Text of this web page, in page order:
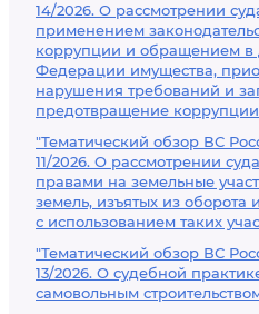
14/2026. О рассмотрении
применением
коррупции и обращением в
Федерации имущества,
нарушения требований и
предотвращение
"Тематический обзор ВС
11/2026. О рассмотрении
правами на земельные
земель, изъятых из оборота
с использованием таких
"Тематический обзор ВС
13/2026. О судебной
самовольным